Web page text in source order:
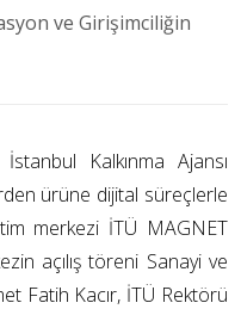
ve Girişimciliğin
Kalkınma Ajansı
ürüne dijital süreçlerle
merkezi İTÜ MAGNET
açılış töreni Sanayi ve
Fatih Kacır, İTÜ Rektörü